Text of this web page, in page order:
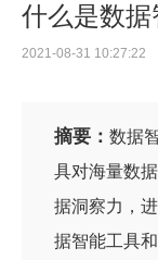
什么是数据
2021-08-31 10:27:22
摘要： 数据
具对海量数
据洞察力，
据智能工具